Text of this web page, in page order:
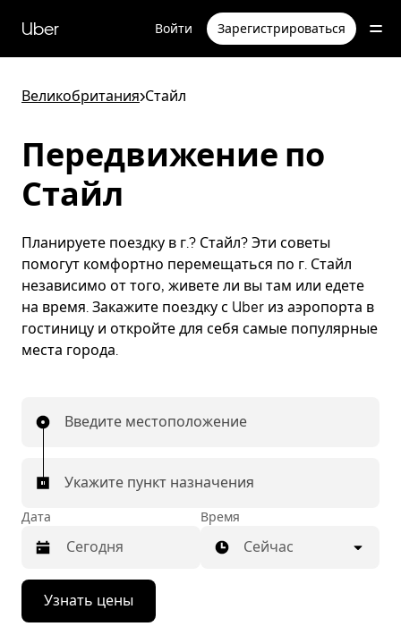
перейти
к
содержимому
Uber Войти Зарегистрироваться
Великобритания>Стайл
Передвижение по
Стайл
Планируете поездку в г.? Стайл? Эти советы
помогут комфортно перемещаться по г. Стайл
независимо от того, живете ли вы там или едете
на время. Закажите поездку с Uber из аэропорта в
гостиницу и откройте для себя самые популярные
места города.
Введите местоположение
Укажите пункт назначения
Дата
Нажмите
стрелку
вниз,
Время
Сейчас
Узнать цены